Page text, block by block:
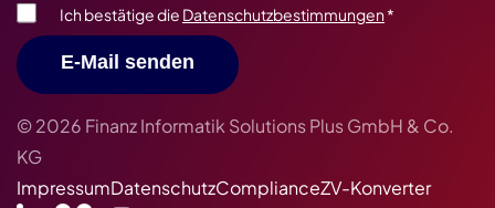
Ich bestätige die Datenschutzbestimmungen*
E-Mail senden
© 2026 Finanz Informatik Solutions Plus GmbH & Co.
KG
ImpressumDatenschutzComplianceZV-Konverter